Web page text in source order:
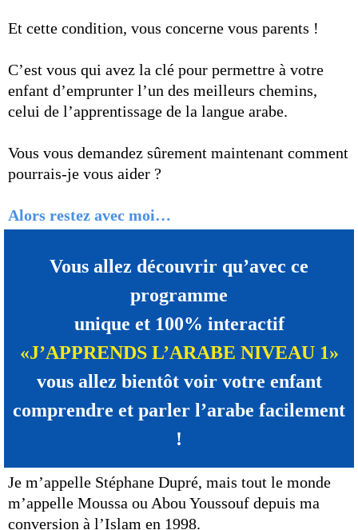
Et cette condition, vous concerne vous parents !
C’est vous qui avez la clé pour permettre à votre
enfant d’emprunter l’un des meilleurs chemins,
celui de l’apprentissage de la langue arabe.
Vous vous demandez sûrement maintenant comment
pourrais-je vous aider ?
Alors restez avec moi…
Vous allez découvrir qu’avec ce
programme
unique et 100% interactif
«J’APPRENDS L’ARABE NIVEAU 1»
vous allez bientôt voir votre enfant
comprendre et parler l’arabe facilement
!
Je m’appelle Stéphane Dupré, mais tout le monde
m’appelle Moussa ou Abou Youssouf depuis ma
conversion à l’Islam en 1998.